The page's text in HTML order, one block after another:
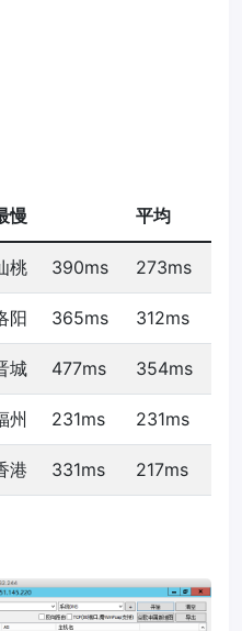
慢 平均
桃 390ms 273ms
阳 365ms 312ms
城 477ms 354ms
州 231ms 231ms
港 331ms 217ms